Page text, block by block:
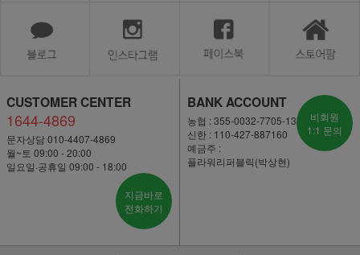
CUSTOMER CENTER
1644-4869
문자상담 010-4407-4869
월~토 09:00 - 20:00
일요일·공휴일 09:00 - 18:00
지금바로
전화하기
BANK ACCOUNT
농협 : 355-0032-7705-13
신한 : 110-427-887160
예금주 :
플라워리퍼블릭(박상현)
비회원
1:1 문의